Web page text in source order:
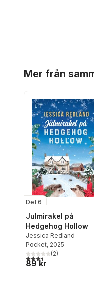
Mer från
Del 6
Julmirakel på
Hedgehog Hollow
Jessica Redland
Pocket, 2025
3,5utav 5 stjärnor.
(2)
89 kr